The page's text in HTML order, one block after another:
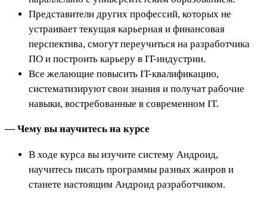
Представители других профессий, которых не
устраивает текущая карьерная и финансовая
перспектива, смогут переучиться на разработчика
ПО и построить карьеру в IT-индустрии.
Все желающие повысить IT-квалификацию,
систематизируют свои знания и получат рабочие
навыки, востребованные в современном IT.
— Чему вы научитесь на курсе
В ходе курса вы изучите систему Андроид,
научитесь писать программы разных жанров и
станете настоящим Андроид разработчиком.